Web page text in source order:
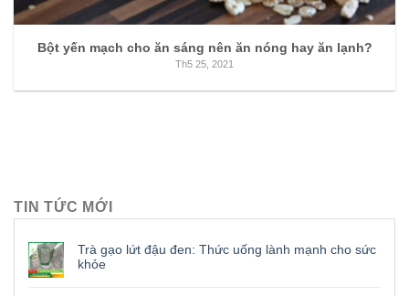
Bột yến mạch cho ăn sáng nên ăn nóng hay ăn lạnh?
Th5 25, 2021
TIN TỨC MỚI
Trà gạo lứt đậu đen: Thức uống lành mạnh cho sức
khỏe